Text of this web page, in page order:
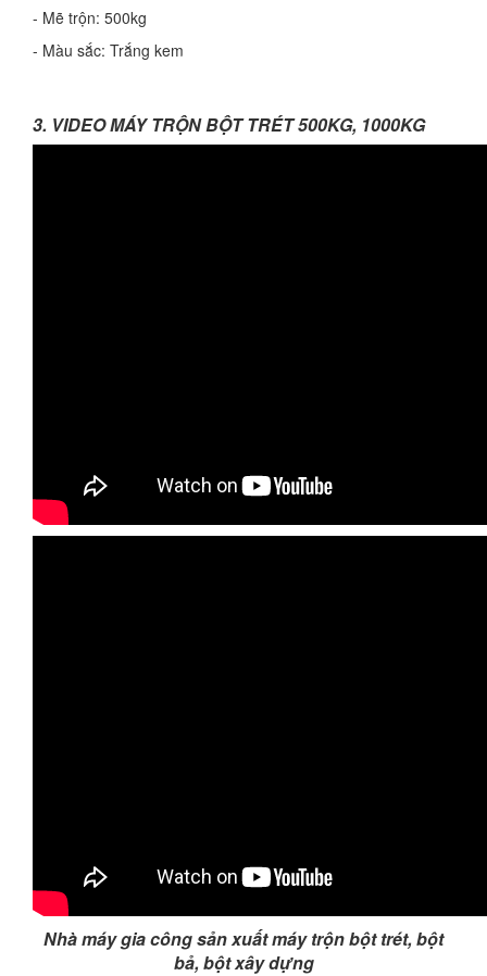
- Mẽ trộn: 500kg
- Màu sắc: Trắng kem
3. VIDEO MÁY TRỘN BỘT TRÉT 500KG, 1000KG
Nhà máy gia công sản xuất máy trộn bột trét, bột
bả, bột xây dựng